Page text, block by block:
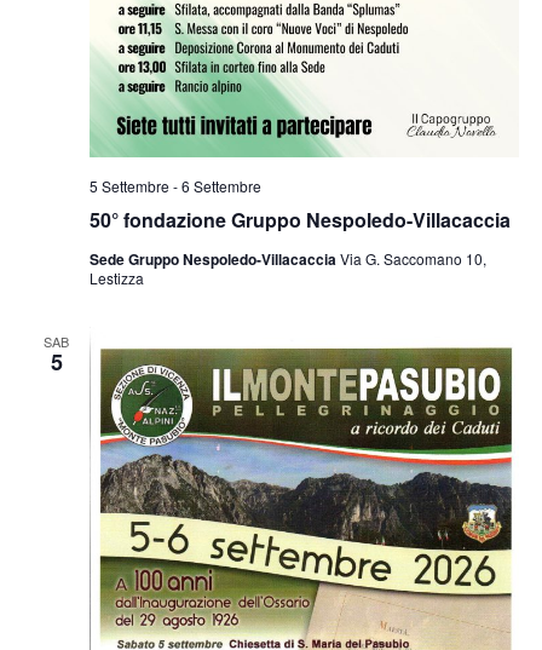
50° fondazione Gruppo Nespoledo-Villacaccia
5 Settembre -6 Settembre
Sede Gruppo Nespoledo-VillacacciaVia G. Saccomano 10,
Lestizza
SAB
5